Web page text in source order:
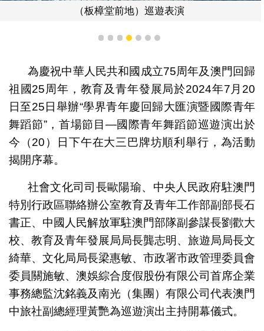
（板樟堂前地）巡遊表演
1 2 3 4 5 6 7
為慶祝中華人民共和國成立75周年及澳門回歸
祖國25周年，教育及青年發展局於2024年7月20
日至25日舉辦“學界青年慶回歸大匯演暨國際青年
舞蹈節”，首場節目—國際青年舞蹈節巡遊演出於
今（20）日下午在大三巴牌坊順利舉行，為活動
揭開序幕。
社會文化司司長歐陽瑜、中央人民政府駐澳門
特別行政區聯絡辦公室教育及青年工作部副部長石
書正、中國人民解放軍駐澳門部隊副參謀長劉歡大
校、教育及青年發展局局長龔志明、旅遊局局長文
綺華、文化局局長梁惠敏、市政署市政管理委員會
委員關施敏、澳娛綜合度假股份有限公司首席企業
事務總監沈銘義及南光（集團）有限公司代表澳門
中旅社副總經理黃艷為巡遊演出主持開幕儀式。